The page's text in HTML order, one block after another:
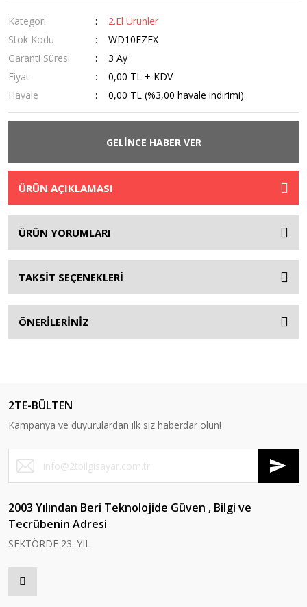
Kategori
2.El Ürünler
Stok Kodu
WD10EZEX
Garanti Süresi
3 Ay
Fiyat
0,00 TL + KDV
Havale
0,00 TL (%3,00 havale indirimi)
GELİNCE HABER VER
ÜRÜN AÇIKLAMASI
ÜRÜN YORUMLARI
TAKSİT SEÇENEKLERİ
ÖNERİLERİNİZ
2TE-BÜLTEN
Kampanya ve duyurulardan ilk siz haberdar olun!
2003 Yılından Beri Teknolojide Güven , Bilgi ve
Tecrübenin Adresi
SEKTÖRDE 23. YIL